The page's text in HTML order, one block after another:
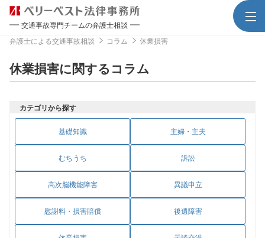
交通事故専門チームの弁護士相談
弁護士による交通事故相談
コラム 休業損害
休業損害に関するコラム
カテゴリから探す
基礎知識 主婦・主夫
むちうち 訴訟
高次脳機能障害 異議申立
慰謝料・損害賠償 後遺障害